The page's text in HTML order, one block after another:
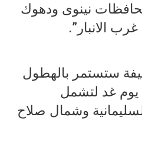
نينوى ودهوك
الانبار”.
ستستمر بالهطول
يوم غد لتشمل
وشمال صلاح